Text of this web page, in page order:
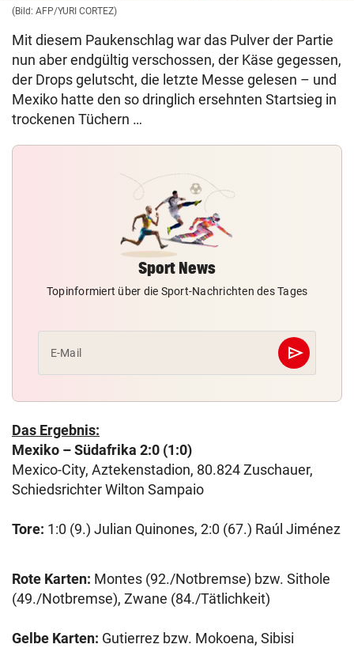
(Bild: AFP/YURI CORTEZ)
Mit diesem Paukenschlag war das Pulver der Partie
nun aber endgültig verschossen, der Käse gegessen,
der Drops gelutscht, die letzte Messe gelesen – und
Mexiko hatte den so dringlich ersehnten Startsieg in
trockenen Tüchern …
Sport News
Topinformiert über die Sport-Nachrichten des Tages
E-Mail send
Abschicken
Das Ergebnis:
Mexiko – Südafrika 2:0 (1:0)
Mexico-City, Aztekenstadion, 80.824 Zuschauer,
Schiedsrichter Wilton Sampaio
Tore: 1:0 (9.) Julian Quinones, 2:0 (67.) Raúl Jiménez
Rote Karten: Montes (92./Notbremse) bzw. Sithole
(49./Notbremse), Zwane (84./Tätlichkeit)
Gelbe Karten: Gutierrez bzw. Mokoena, Sibisi